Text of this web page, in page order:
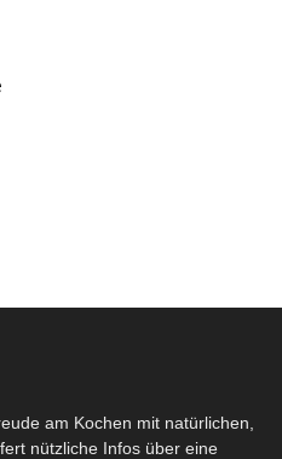
am Kochen mit natürlichen,
nützliche Infos über eine